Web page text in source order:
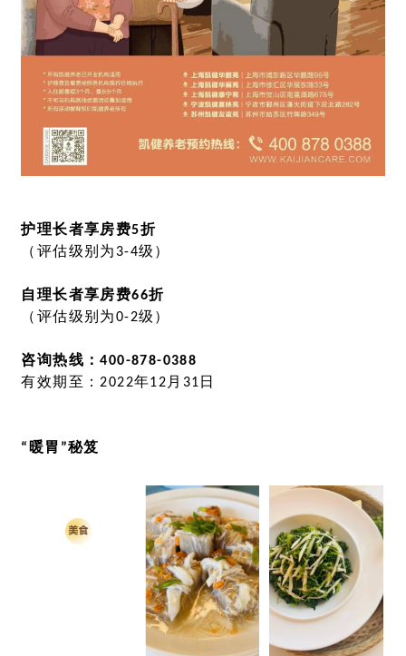
护理长者享房费5折
（评估级别为3-4级）
自理长者享房费66折
（评估级别为0-2级）
咨询热线：400-878-0388
有效期至：2022年12月31日
“暖胃”秘笈